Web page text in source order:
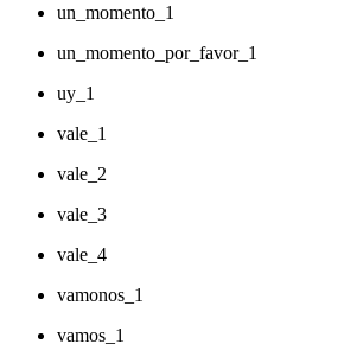
un_momento_1
un_momento_por_favor_1
uy_1
vale_1
vale_2
vale_3
vale_4
vamonos_1
vamos_1